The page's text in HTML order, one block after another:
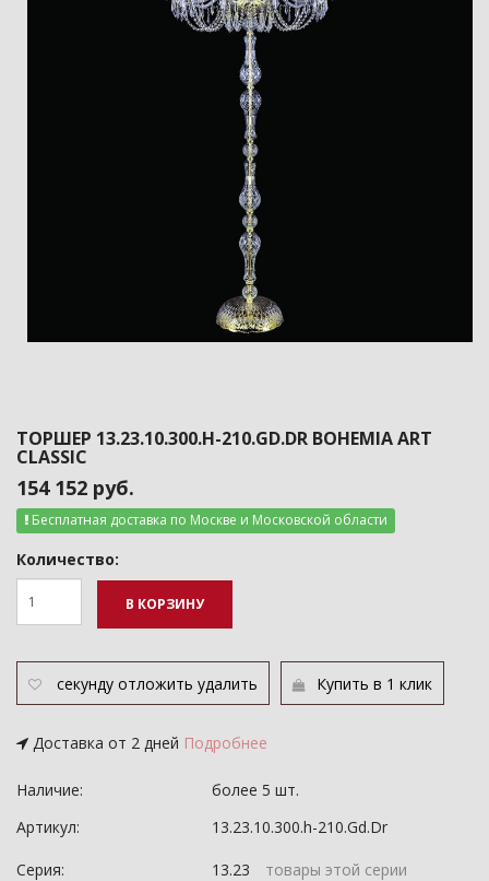
ТОРШЕР 13.23.10.300.H-210.GD.DR BOHEMIA ART
CLASSIC
154 152 руб.
Бесплатная доставка по Москве и Московской области
Количество:
В КОРЗИНУ
секунду отложить удалить Купить в 1 клик
Доставка от 2 дней Подробнее
Наличие:
более 5 шт.
Артикул:
13.23.10.300.h-210.Gd.Dr
Серия: 13.23 товары этой серии